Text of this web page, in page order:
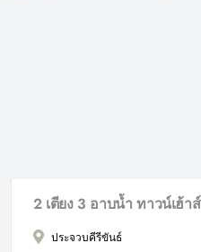
2 เตียง 3 อาบน้ำ ทาวน์เฮ้า
ประจวบคีรีขันธ์